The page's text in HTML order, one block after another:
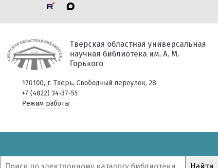
Тверская областная универсальная
научная библиотека им. А. М.
Горького
170100, г. Тверь, Свободный переулок, 28
+7 (4822) 34-37-55
Режим работы